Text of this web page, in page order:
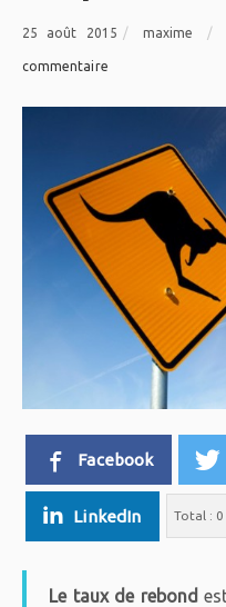
25 août 2015 / maxime /
commentaire
Facebook
LinkedIn Total : 0
Le taux de rebond